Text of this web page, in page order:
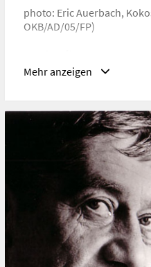
photo: Eric Auerbach,
58-81
Englisch
Mehr anzeigen